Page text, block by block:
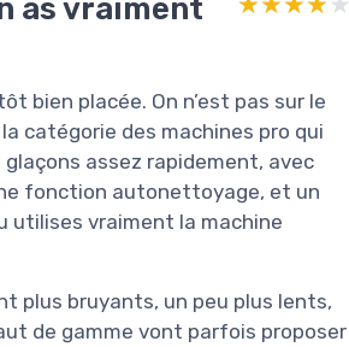
as vraiment
bien placée. On n’est pas sur le
catégorie des machines pro qui
assez rapidement, avec
fonction autonettoyage, et un
utilises vraiment la machine
plus bruyants, un peu plus lents,
de gamme vont parfois proposer